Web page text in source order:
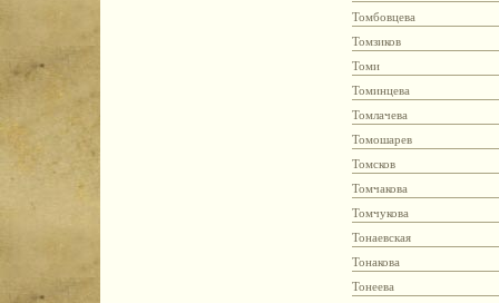
Томбовцева
Томзиков
Томи
Томинцева
Томлачева
Томошарев
Томсков
Томчакова
Томчукова
Тонаевская
Тонакова
Тонеева